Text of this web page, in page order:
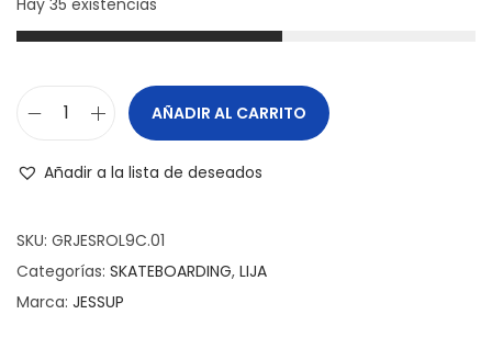
Hay 35 existencias
AÑADIR AL CARRITO
Añadir a la lista de deseados
SKU: GRJESROL9C.01
Categorías: SKATEBOARDING, LIJA
Marca: JESSUP